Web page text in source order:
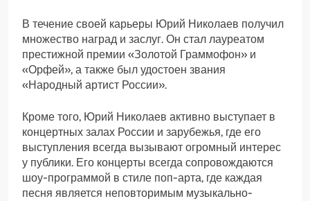
В течение своей карьеры Юрий Николаев получил
множество наград и заслуг. Он стал лауреатом
престижной премии «Золотой Граммофон» и
«Орфей», а также был удостоен звания
«Народный артист России».
Кроме того, Юрий Николаев активно выступает в
концертных залах России и зарубежья, где его
выступления всегда вызывают огромный интерес
у публики. Его концерты всегда сопровождаются
шоу-программой в стиле поп-арта, где каждая
песня является неповторимым музыкально-